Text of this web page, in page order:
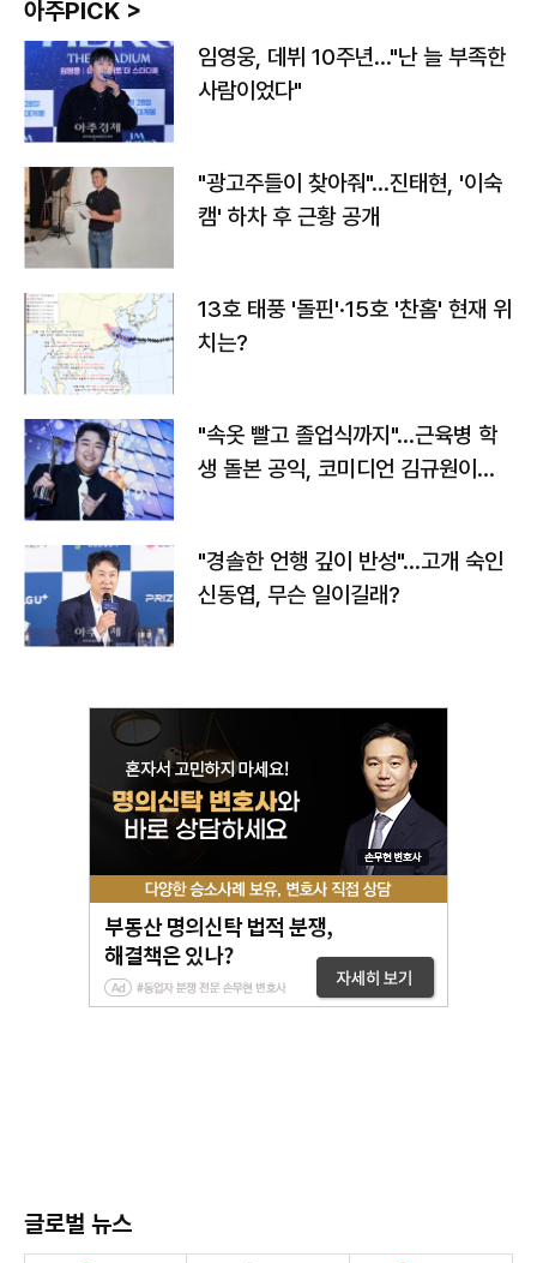
아주PICK >
임영웅, 데뷔 10주년…"난 늘 부족한
사람이었다"
"광고주들이 찾아줘"…진태현, '이숙
캠' 하차 후 근황 공개
13호 태풍 '돌핀'·15호 '찬홈' 현재 위
치는?
"속옷 빨고 졸업식까지"…근육병 학
생 돌본 공익, 코미디언 김규원이었
"경솔한 언행 깊이 반성"…고개 숙인
신동엽, 무슨 일이길래?
글로벌 뉴스